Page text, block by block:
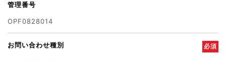
管理番号
OPF0828014
お問い合わせ種別 必須